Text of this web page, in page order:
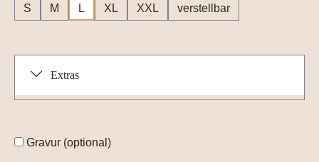
S M L XL XXL verstellbar
Extras
Gravur (optional)